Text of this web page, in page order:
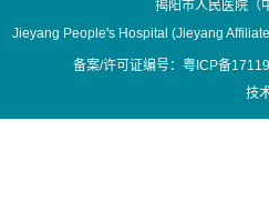
揭阳市人民医院
Jieyang People's Hospital (Jieyang
备案/许可证编号：粤ICP备
技